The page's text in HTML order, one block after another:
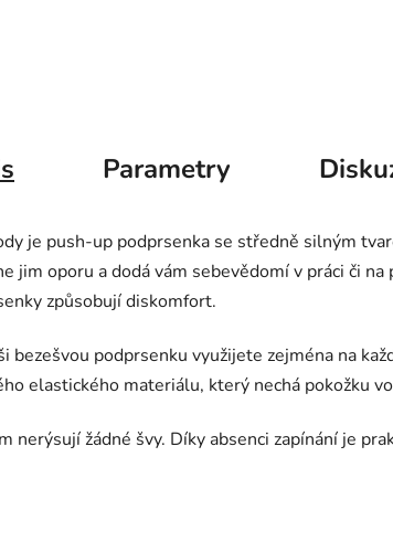
Parametry
je push-up podprsenka se středně silným
jim oporu a dodá vám sebevědomí v práci či
způsobují diskomfort.
bezešvou podprsenku využijete zejména na
elastického materiálu, který nechá pokožku
nerýsují žádné švy. Díky absenci zapínání je